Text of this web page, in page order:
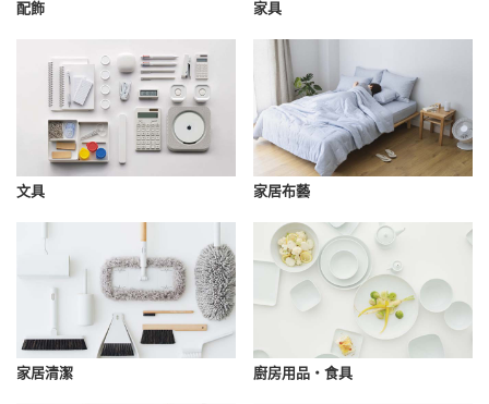
配飾 家具
文具 家居布藝
家居清潔 廚房用品・食具